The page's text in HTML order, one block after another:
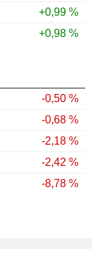
+0,99 %
+0,98 %
-0,50 %
-0,68 %
-2,18 %
-2,42 %
-8,78 %